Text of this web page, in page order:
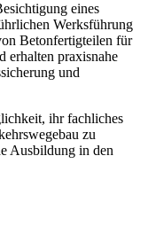
eines
Werksführung
Betonfertigteilen für
erhalten praxisnahe
und
ihr fachliches
zu
Ausbildung in den